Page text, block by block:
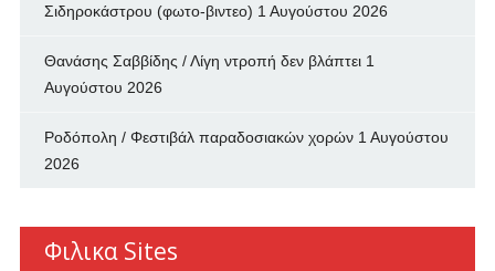
Σιδηροκάστρου (φωτο-βιντεο) 1 Αυγούστου 2026
Θανάσης Σαββίδης / Λίγη ντροπή δεν βλάπτει 1
Αυγούστου 2026
Ροδόπολη / Φεστιβάλ παραδοσιακών χορών 1 Αυγούστου
2026
Φιλικα Sites